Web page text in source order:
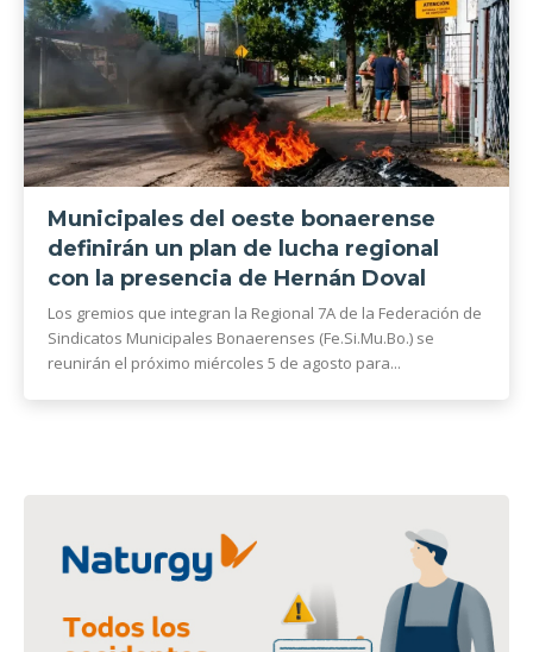
Municipales del oeste bonaerense
definirán un plan de lucha regional
con la presencia de Hernán Doval
Los gremios que integran la Regional 7A de la Federación de
Sindicatos Municipales Bonaerenses (Fe.Si.Mu.Bo.) se
reunirán el próximo miércoles 5 de agosto para...